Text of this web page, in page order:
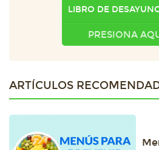
LIBRO DE
PRESIONA
ARTÍCULOS